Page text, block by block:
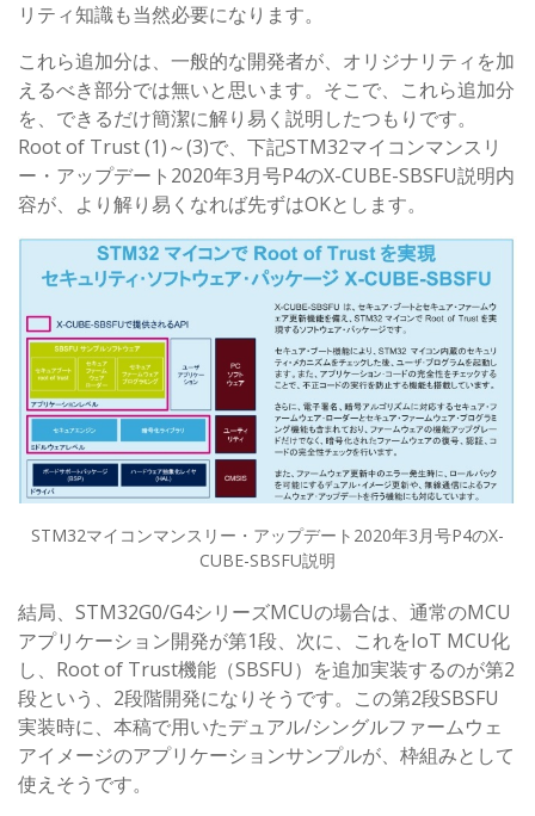
リティ知識も当然必要になります。
これら追加分は、一般的な開発者が、オリジナリティを加
えるべき部分では無いと思います。そこで、これら追加分
を、できるだけ簡潔に解り易く説明したつもりです。
Root of Trust (1)～(3)で、下記STM32マイコンマンスリ
ー・アップデート2020年3月号P4のX-CUBE-SBSFU説明内
容が、より解り易くなれば先ずはOKとします。
STM32マイコンマンスリー・アップデート2020年3月号P4のX-
CUBE-SBSFU説明
結局、STM32G0/G4シリーズMCUの場合は、通常のMCU
アプリケーション開発が第1段、次に、これをIoT MCU化
し、Root of Trust機能（SBSFU）を追加実装するのが第2
段という、2段階開発になりそうです。この第2段SBSFU
実装時に、本稿で用いたデュアル/シングルファームウェ
アイメージのアプリケーションサンプルが、枠組みとして
使えそうです。